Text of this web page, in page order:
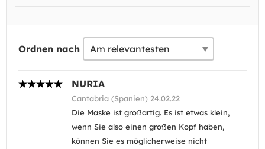
Ordnen nach
NURIA
Cantabria (Spanien) 24.02.22
Die Maske ist großartig. Es ist etwas klein,
wenn Sie also einen großen Kopf haben,
können Sie es möglicherweise nicht